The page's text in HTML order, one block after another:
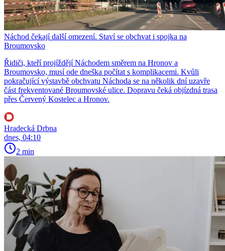
Náchod čekají další omezení. Staví se obchvat i spojka na
Broumovsko
Řidiči, kteří projíždějí Náchodem směrem na Hronov a
Broumovsko, musí ode dneška počítat s komplikacemi. Kvůli
pokračující výstavbě obchvatu Náchoda se na několik dní uzavře
část frekventované Broumovské ulice. Dopravu čeká objízdná trasa
přes Červený Kostelec a Hronov.
Hradecká Drbna
dnes, 04:10
2 min